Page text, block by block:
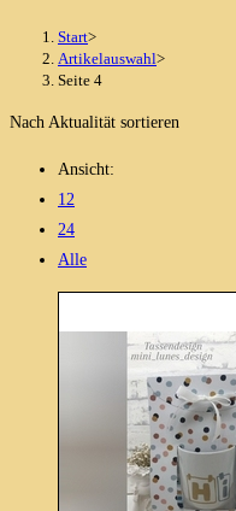
Start>
Artikelauswahl>
Seite 4
Nach Aktualität sortieren
Ansicht:
12
24
Alle